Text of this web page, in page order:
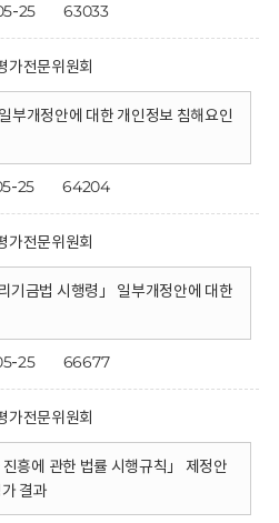
25 63033
가전문위원회
부개정안에 대한 개인정보 침해요인
25 64204
가전문위원회
기금법 시행령」 일부개정안에 대한
25 66677
가전문위원회
진흥에 관한 법률 시행규칙」 제정안
결과